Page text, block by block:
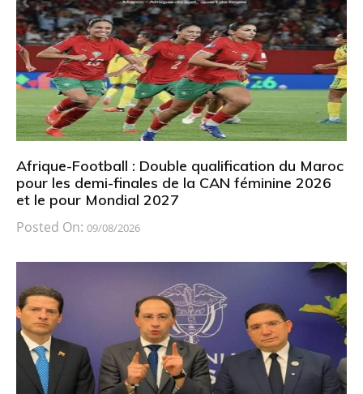
Afrique-Football : Double qualification du Maroc
pour les demi-finales de la CAN féminine 2026
et le pour Mondial 2027
Posted On: 09/08/2026